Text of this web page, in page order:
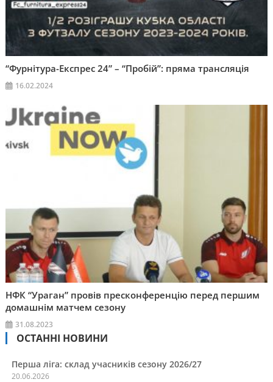
“Фурнітура-Експрес 24” – “Пробій”: пряма трансляція
16.02.2024
НФК “Ураган” провів пресконференцію перед першим
домашнім матчем сезону
31.08.2023
ОСТАННІ НОВИНИ
Перша ліга: склад учасників сезону 2026/27
20.06.2026